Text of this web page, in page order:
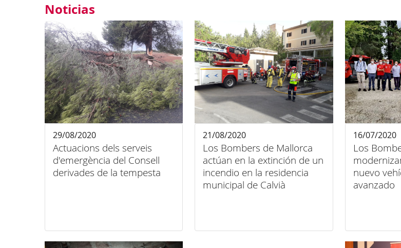
Noticias
Actuacions dels serveis
d'emergència del Consell
derivades de la tempesta
29/08/2020
Los Bombers de Mallorca
actúan en la extinción de un
incendio en la residencia
municipal de Calvià
21/08/2020
Los
nuevo
avanzado
16/07/2020